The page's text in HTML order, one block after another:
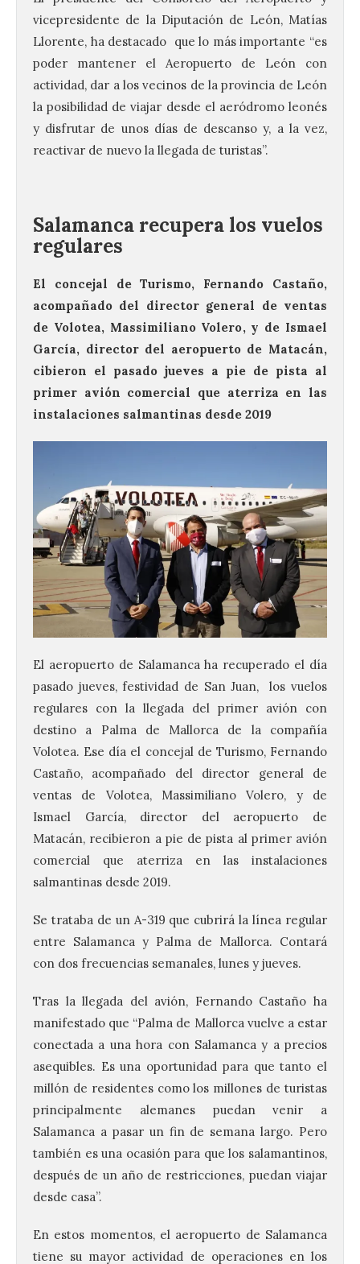
vicepresidente de la Diputación de León, Matías
Llorente, ha destacado que lo más importante “es
poder mantener el Aeropuerto de León con
actividad, dar a los vecinos de la provincia de León
la posibilidad de viajar desde el aeródromo leonés
y disfrutar de unos días de descanso y, a la vez,
reactivar de nuevo la llegada de turistas”.
Salamanca recupera los vuelos
regulares
El concejal de Turismo, Fernando Castaño,
acompañado del director general de ventas
de Volotea, Massimiliano Volero, y de Ismael
García, director del aeropuerto de Matacán,
cibieron el pasado jueves a pie de pista al
primer avión comercial que aterriza en las
instalaciones salmantinas desde 2019
El aeropuerto de Salamanca ha recuperado el día
pasado jueves, festividad de San Juan, los vuelos
regulares con la llegada del primer avión con
destino a Palma de Mallorca de la compañía
Volotea. Ese día el concejal de Turismo, Fernando
Castaño, acompañado del director general de
ventas de Volotea, Massimiliano Volero, y de
Ismael García, director del aeropuerto de
Matacán, recibieron a pie de pista al primer avión
comercial que aterriza en las instalaciones
salmantinas desde 2019.
Se trataba de un A-319 que cubrirá la línea regular
entre Salamanca y Palma de Mallorca. Contará
con dos frecuencias semanales, lunes y jueves.
Tras la llegada del avión, Fernando Castaño ha
manifestado que “Palma de Mallorca vuelve a estar
conectada a una hora con Salamanca y a precios
asequibles. Es una oportunidad para que tanto el
millón de residentes como los millones de turistas
principalmente alemanes puedan venir a
Salamanca a pasar un fin de semana largo. Pero
también es una ocasión para que los salamantinos,
después de un año de restricciones, puedan viajar
desde casa”.
En estos momentos, el aeropuerto de Salamanca
tiene su mayor actividad de operaciones en los
La UPSA impulsa la
creación musical con el I
Concurso Internacional de
Composición Coral Sacra
8 Ago 2026
Este certamen,
promovido por el Instituto
(UPSA), premiará composiciones
inéditas, destinadas a coro, con un